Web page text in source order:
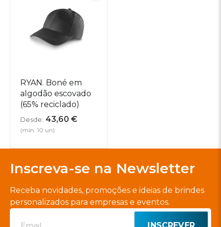
RYAN. Boné em
algodão escovado
(65% reciclado)
Desde: 43,60 €
(mín. 10 un)
Inscreva-se na Newsletter
Receba novidades, promoções e ideias de brindes
personalizados para empresas e eventos.